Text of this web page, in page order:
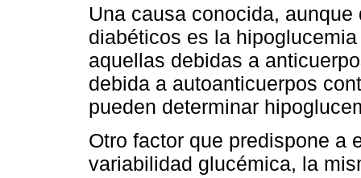
Una causa conocida,
diabéticos es la
aquellas debidas a
debida a autoanticuerpos
pueden determinar
Otro factor que predispone a
variabilidad glucémica, la